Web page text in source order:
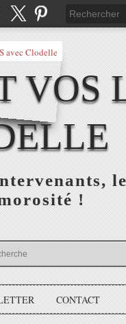
VOS
!
CONTACT